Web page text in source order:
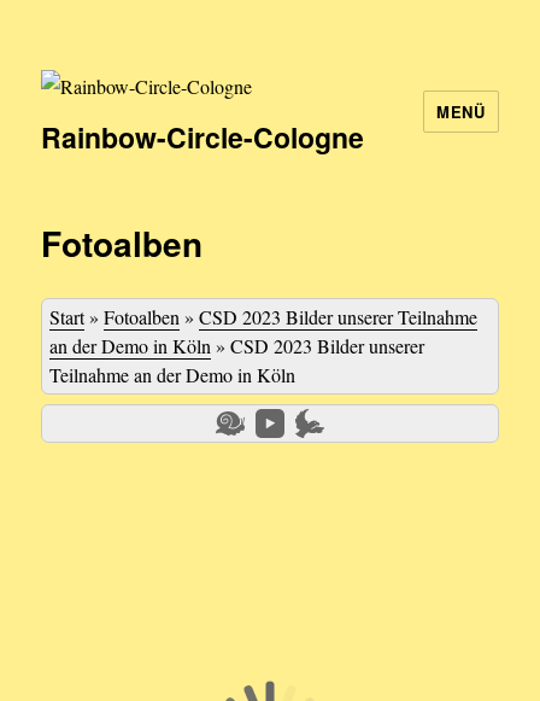
Rainbow-Circle-Cologne
MENÜ
Fotoalben
Start»Fotoalben»CSD 2023 Bilder unserer Teilnahme
an der Demo in Köln»CSD 2023 Bilder unserer
Teilnahme an der Demo in Köln